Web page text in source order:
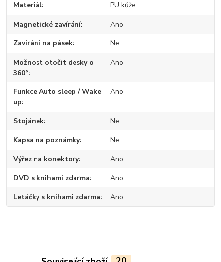
Materiál PU kůže
Magnetické zavírání Ano
Zavírání na pásek Ne
Možnost otočit desky o
360°
Ano
Funkce Auto sleep / Wake
up
Ano
Stojánek Ne
Kapsa na poznámky Ne
Výřez na konektory Ano
DVD s knihami zdarma Ano
Letáčky s knihami zdarma Ano